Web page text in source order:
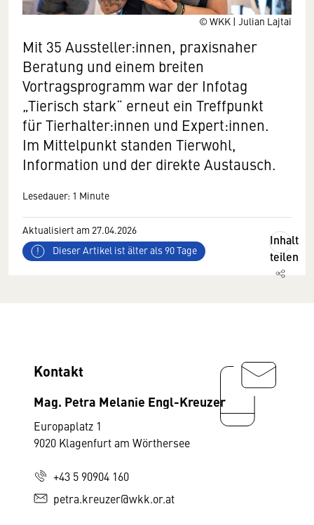
© WKK | Julian Lajtai
Mit 35 Aussteller:innen, praxisnaher
Beratung und einem breiten
Vortragsprogramm war der Infotag
„Tierisch stark“ erneut ein Treffpunkt
für Tierhalter:innen und Expert:innen.
Im Mittelpunkt standen Tierwohl,
Information und der direkte Austausch.
Lesedauer: 1 Minute
Aktualisiert am 27.04.2026
Dieser Artikel ist älter als 90 Tage
Inhalt
teilen
Kontakt
Mag. Petra Melanie Engl-Kreuzer
Europaplatz 1
9020 Klagenfurt am Wörthersee
+43 5 90904 160
petra.kreuzer@wkk.or.at